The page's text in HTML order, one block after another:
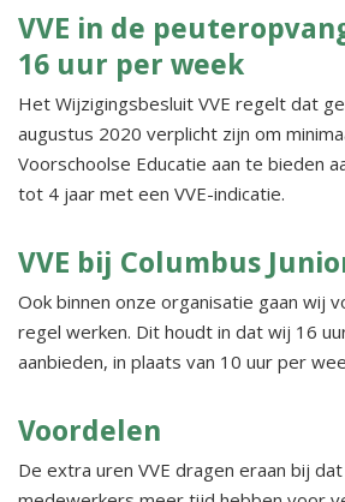
VVE in de
16 uur per week
Het Wijzigingsbesluit VVE regelt dat
augustus 2020 verplicht zijn om
Voorschoolse Educatie aan te bieden
tot 4 jaar met een VVE-indicatie.
VVE bij Columbus
Ook binnen onze organisatie gaan wij
regel werken. Dit houdt in dat wij 16
aanbieden, in plaats van 10 uur per
Voordelen
De extra uren VVE dragen eraan bij